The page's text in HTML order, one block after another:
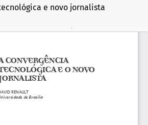
e novo jornalista